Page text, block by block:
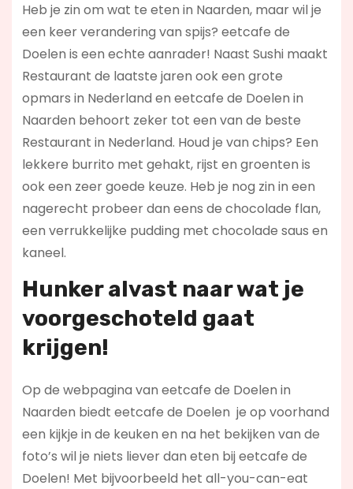
Heb je zin om wat te eten in Naarden, maar wil je
een keer verandering van spijs? eetcafe de
Doelen is een echte aanrader! Naast Sushi maakt
Restaurant de laatste jaren ook een grote
opmars in Nederland en eetcafe de Doelen in
Naarden behoort zeker tot een van de beste
Restaurant in Nederland. Houd je van chips? Een
lekkere burrito met gehakt, rijst en groenten is
ook een zeer goede keuze. Heb je nog zin in een
nagerecht probeer dan eens de chocolade flan,
een verrukkelijke pudding met chocolade saus en
kaneel.
Hunker alvast naar wat je
voorgeschoteld gaat
krijgen!
Op de webpagina van eetcafe de Doelen in
Naarden biedt eetcafe de Doelen je op voorhand
een kijkje in de keuken en na het bekijken van de
foto’s wil je niets liever dan eten bij eetcafe de
Doelen! Met bijvoorbeeld het all-you-can-eat